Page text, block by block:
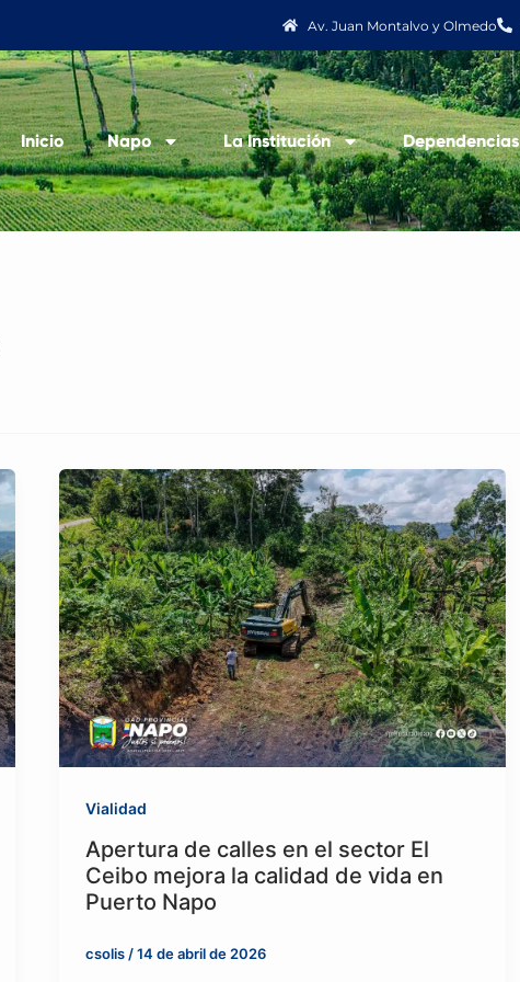
Av. Juan Montalvo y Olmedo
Inicio Napo La Institución Dependencias
Vialidad
Apertura de calles en el sector El
Ceibo mejora la calidad de vida en
Puerto Napo
csolis/14 de abril de 2026